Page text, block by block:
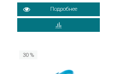
Подробнее
30 %